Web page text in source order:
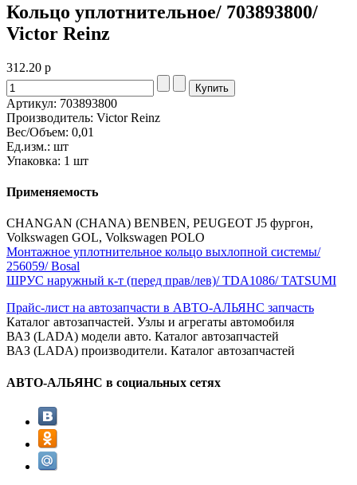
Кольцо уплотнительное/ 703893800/
Victor Reinz
312.20 р
Артикул: 703893800
Производитель: Victor Reinz
Вес/Объем: 0,01
Ед.изм.: шт
Упаковка: 1 шт
Применяемость
CHANGAN (CHANA) BENBEN, PEUGEOT J5 фургон,
Volkswagen GOL, Volkswagen POLO
Монтажное уплотнительное кольцо выхлопной системы/
256059/ Bosal
ШРУС наружный к-т (перед прав/лев)/ TDA1086/ TATSUMI
Прайс-лист на автозапчасти в АВТО-АЛЬЯНС запчасть
Каталог автозапчастей. Узлы и агрегаты автомобиля
ВАЗ (LADA) модели авто. Каталог автозапчастей
ВАЗ (LADA) производители. Каталог автозапчастей
АВТО-АЛЬЯНС в социальных сетях